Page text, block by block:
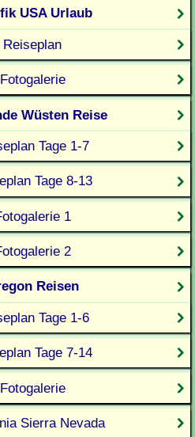
USA Urlaub
Reiseplan
Fotogalerie
Wüsten Reise
Tage 1-7
Tage 8-13
1
2
Reisen
Tage 1-6
Tage 7-14
Fotogalerie
Sierra Nevada